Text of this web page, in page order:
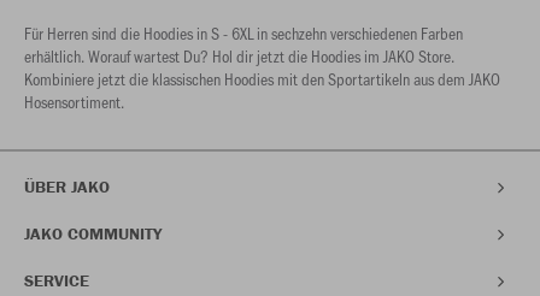
Für Herren sind die Hoodies in S - 6XL in sechzehn verschiedenen Farben
erhältlich. Worauf wartest Du? Hol dir jetzt die Hoodies im JAKO Store.
Kombiniere jetzt die klassischen Hoodies mit den Sportartikeln aus dem JAKO
Hosensortiment.
ÜBER JAKO
JAKO COMMUNITY
SERVICE